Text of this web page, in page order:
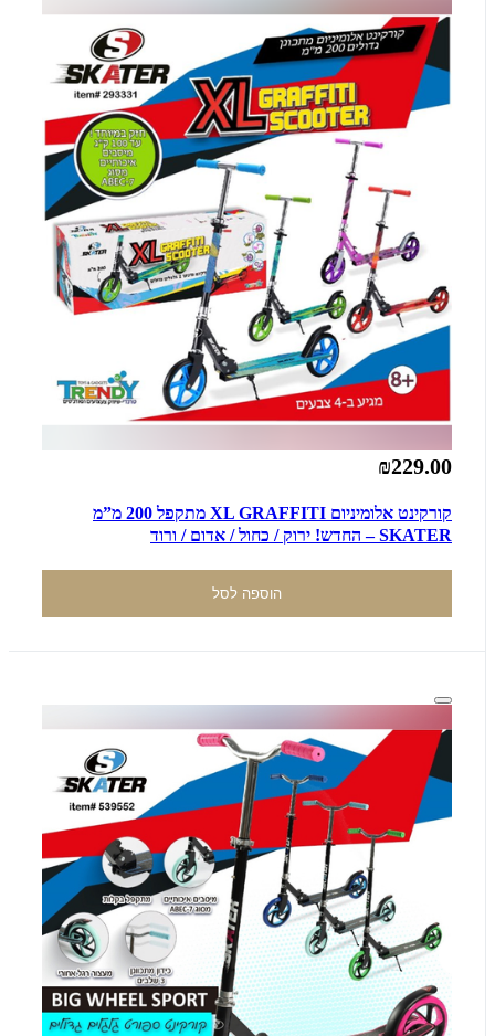
₪229.00
קורקינט אלומיניום XL GRAFFITI מתקפל 200 מ”מ
SKATER – החדש! ירוק / כחול / אדום / ורוד
הוספה לסל